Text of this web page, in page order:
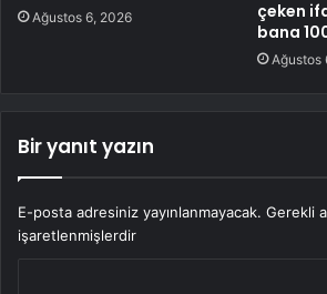
Ağustos 6, 2026
çeken
bana
Ağustos
Bir yanıt yazın
E-posta adresiniz yayınlanmayacak. Gerekli
işaretlenmişlerdir